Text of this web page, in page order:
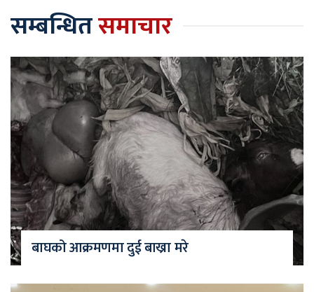
सम्बन्धितसमाचार
बाघको आक्रमणमा दुई बाख्रा मरे